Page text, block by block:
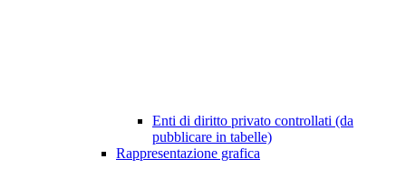
Enti di diritto privato controllati (da
pubblicare in tabelle)
Rappresentazione grafica